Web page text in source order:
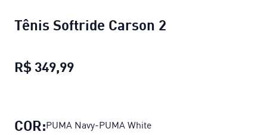
Tênis Softride Carson 2
R$ 349,99
COR:PUMA Navy-PUMA White